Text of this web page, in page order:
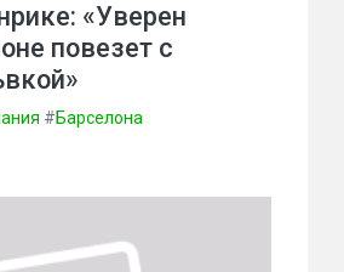
«Уверен
повезет с
#Барселона